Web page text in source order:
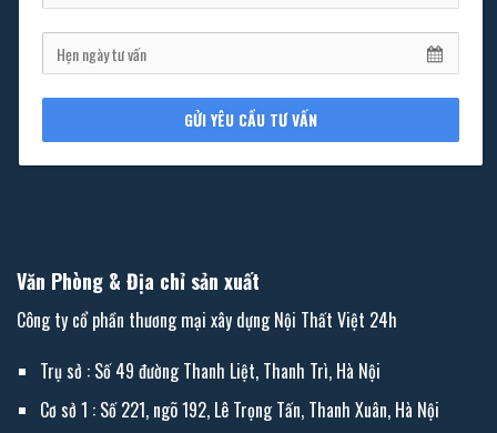
GỬI YÊU CẦU TƯ VẤN
Văn Phòng & Địa chỉ sản xuất
Công ty cổ phần thương mại xây dựng Nội Thất Việt 24h
Trụ sở : Số 49 đường Thanh Liệt, Thanh Trì, Hà Nội
Cơ sở 1 : Số 221, ngõ 192, Lê Trọng Tấn, Thanh Xuân, Hà Nội